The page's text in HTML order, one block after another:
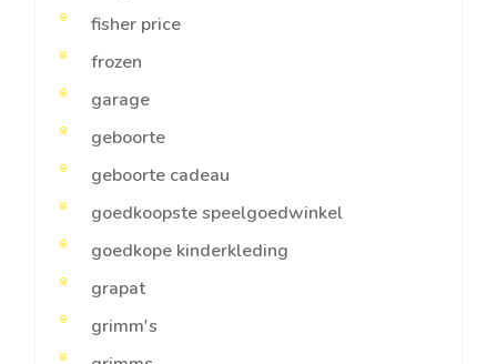
fisher price
frozen
garage
geboorte
geboorte cadeau
goedkoopste speelgoedwinkel
goedkope kinderkleding
grapat
grimm's